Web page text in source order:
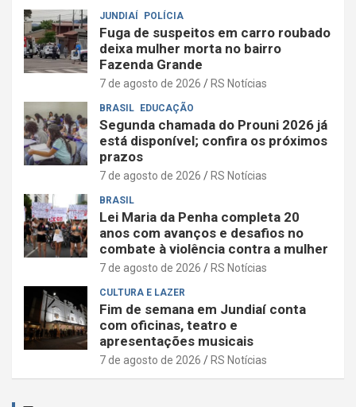
JUNDIAÍ POLÍCIA
Fuga de suspeitos em carro roubado
deixa mulher morta no bairro
Fazenda Grande
7 de agosto de 2026 RS Notícias
BRASIL EDUCAÇÃO
Segunda chamada do Prouni 2026 já
está disponível; confira os próximos
prazos
7 de agosto de 2026 RS Notícias
BRASIL
Lei Maria da Penha completa 20
anos com avanços e desafios no
combate à violência contra a mulher
7 de agosto de 2026 RS Notícias
CULTURA E LAZER
Fim de semana em Jundiaí conta
com oficinas, teatro e
apresentações musicais
7 de agosto de 2026 RS Notícias